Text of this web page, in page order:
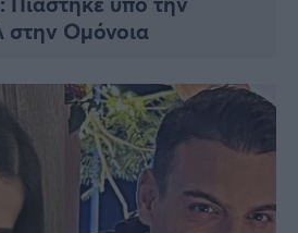
στην Ομόνοια